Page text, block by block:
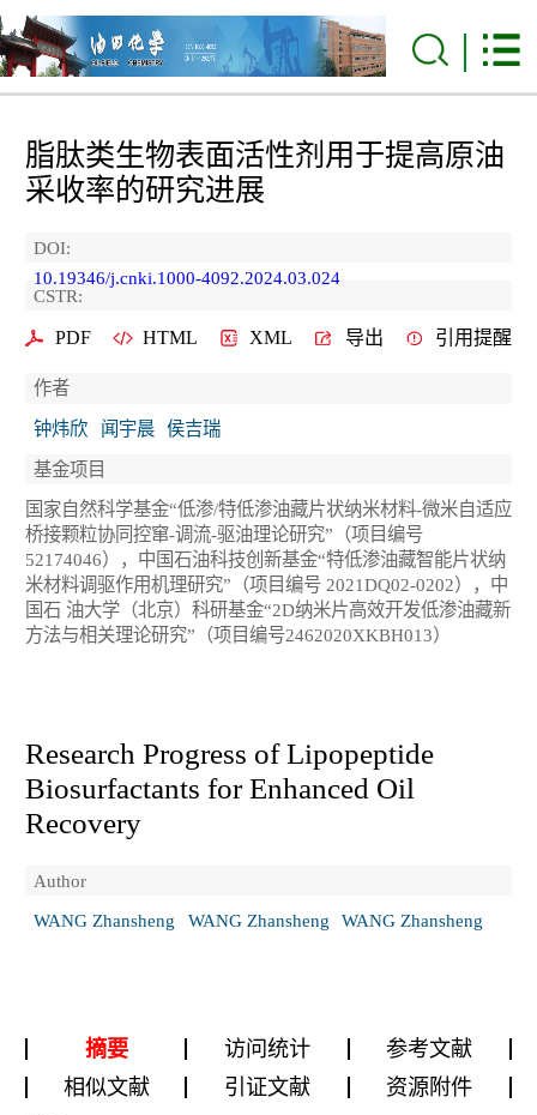
脂肽类生物表面活性剂用于提高原油
采收率的研究进展
DOI:
10.19346/j.cnki.1000-4092.2024.03.024
CSTR:
PDF HTML XML 导出 引用提醒
作者
钟炜欣
闻宇晨
侯吉瑞
基金项目
国家自然科学基金“低渗/特低渗油藏片状纳米材料-微米自适应
桥接颗粒协同控窜-调流-驱油理论研究”（项目编号
52174046），中国石油科技创新基金“特低渗油藏智能片状纳
米材料调驱作用机理研究”（项目编号 2021DQ02-0202），中
国石 油大学（北京）科研基金“2D纳米片高效开发低渗油藏新
方法与相关理论研究”（项目编号2462020XKBH013）
Research Progress of Lipopeptide
Biosurfactants for Enhanced Oil
Recovery
Author
WANG Zhansheng
WANG Zhansheng WANG Zhansheng
摘要 访问统计
参考文献
相似文献
引证文献 资源附件